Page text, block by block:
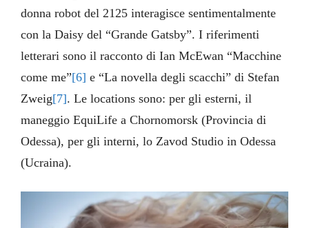
donna robot del 2125 interagisce sentimentalmente
con la Daisy del “Grande Gatsby”. I riferimenti
letterari sono il racconto di Ian McEwan “Macchine
come me”[6] e “La novella degli scacchi” di Stefan
Zweig[7]. Le locations sono: per gli esterni, il
maneggio EquiLife a Chornomorsk (Provincia di
Odessa), per gli interni, lo Zavod Studio in Odessa
(Ucraina).